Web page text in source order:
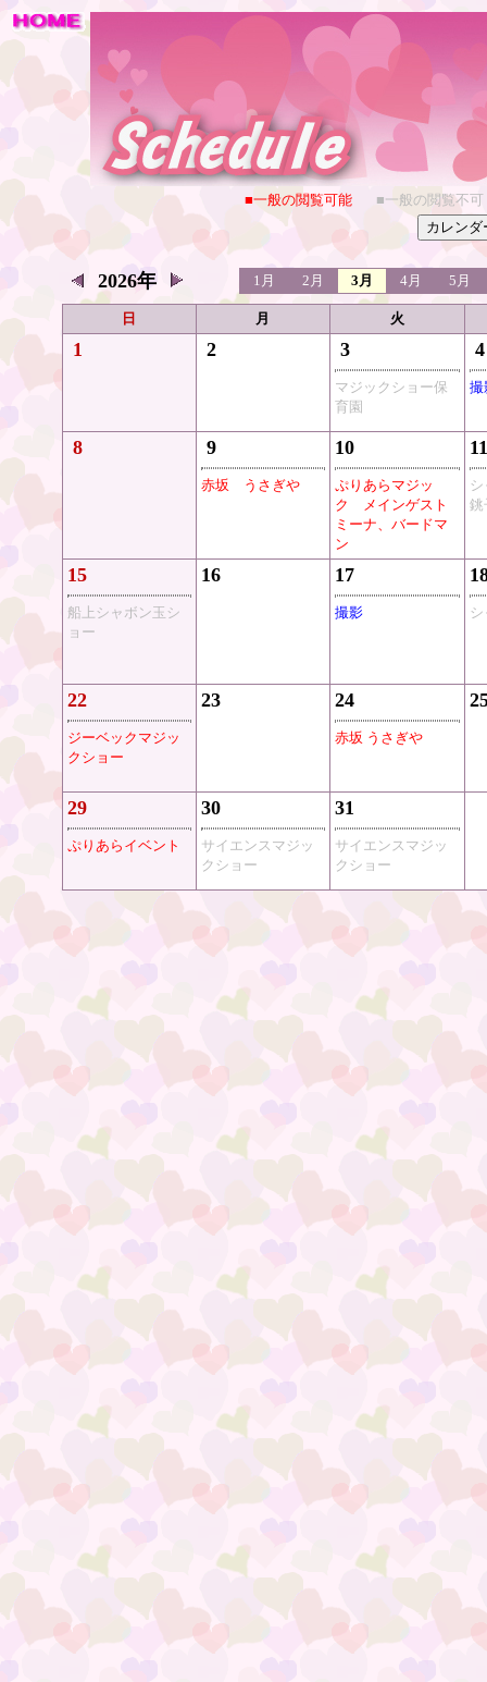
■一般の閲覧可能 ■一般の閲覧不可
2026年 1月 2月 3月 4月 5月
日 月 火
1 2 3
マジックショー保
育園
4
撮
8 9
赤坂 うさぎや
10
ぷりあらマジッ
ク メインゲスト
ミーナ、バードマ
ン
11
銚
15
船上シャボン玉シ
ョー
16 17
撮影
22
ジーベックマジッ
クショー
23 24
赤坂 うさぎや
29
ぷりあらイベント
30
サイエンスマジッ
クショー
31
サイエンスマジッ
クショー